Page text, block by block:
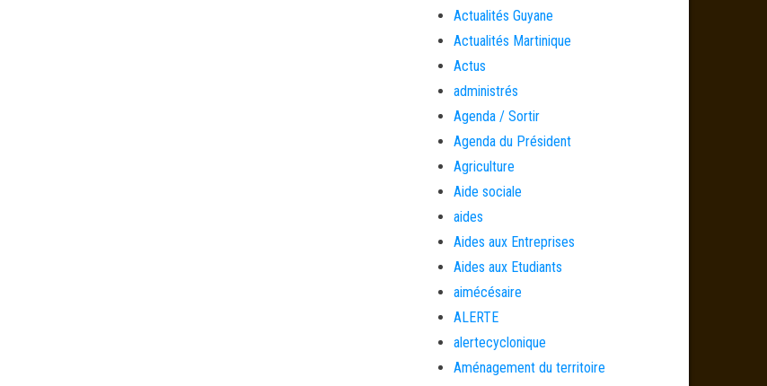
Actualités Guyane
Actualités Martinique
Actus
administrés
Agenda / Sortir
Agenda du Président
Agriculture
Aide sociale
aides
Aides aux Entreprises
Aides aux Etudiants
aimécésaire
ALERTE
alertecyclonique
Aménagement du territoire